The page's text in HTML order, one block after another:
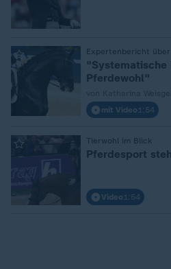
Expertenbericht
:
Pferdewohl"
mit Video 1:54
Tierwohl im Blick
Pferdesport
Video 1:54